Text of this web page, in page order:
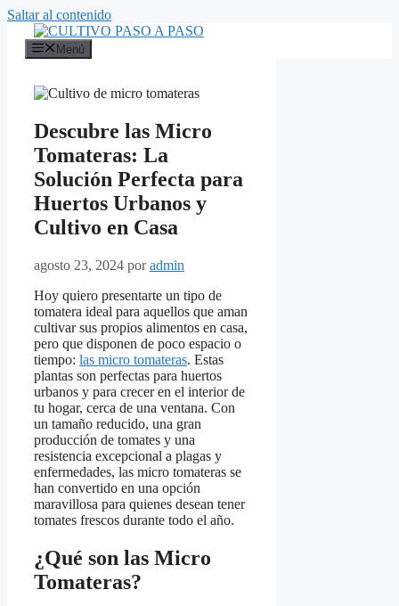
Saltar al contenido
Menú
Descubre las Micro
Tomateras: La
Solución Perfecta para
Huertos Urbanos y
Cultivo en Casa
agosto 23, 2024 poradmin
Hoy quiero presentarte un tipo de
tomatera ideal para aquellos que aman
cultivar sus propios alimentos en casa,
pero que disponen de poco espacio o
tiempo: las micro tomateras. Estas
plantas son perfectas para huertos
urbanos y para crecer en el interior de
tu hogar, cerca de una ventana. Con
un tamaño reducido, una gran
producción de tomates y una
resistencia excepcional a plagas y
enfermedades, las micro tomateras se
han convertido en una opción
maravillosa para quienes desean tener
tomates frescos durante todo el año.
¿Qué son las Micro
Tomateras?